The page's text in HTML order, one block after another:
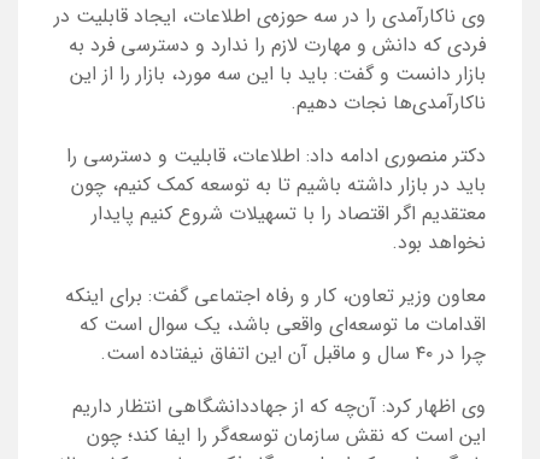
وی ناکارآمدی را در سه حوزه‌ی اطلاعات، ایجاد قابلیت در
فردی که دانش و مهارت لازم را ندارد و دسترسی فرد به
بازار دانست و گفت: باید با این سه مورد، بازار را از این
ناکارآمدی‌ها نجات دهیم.
دکتر منصوری ادامه داد: اطلاعات، قابلیت و دسترسی را
باید در بازار داشته باشیم تا به توسعه کمک کنیم، چون
معتقدیم اگر اقتصاد را با تسهیلات شروع کنیم پایدار
نخواهد بود.
معاون وزیر تعاون، کار و رفاه اجتماعی گفت: برای اینکه
اقدامات ما توسعه‌ای واقعی باشد، یک سوال است که
چرا در ۴۰ سال و ماقبل آن این اتفاق نیفتاده است.
وی اظهار کرد: آن‌چه که از جهاددانشگاهی انتظار داریم
این است که نقش سازمان توسعه‌گر را ایفا کند؛ چون